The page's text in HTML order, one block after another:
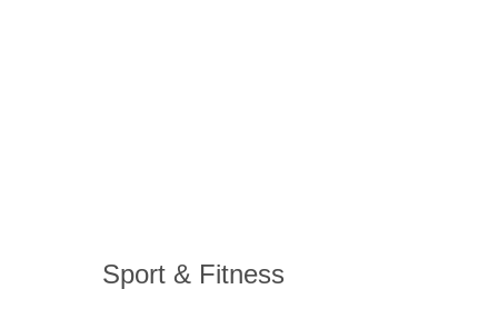
Sport & Fitness